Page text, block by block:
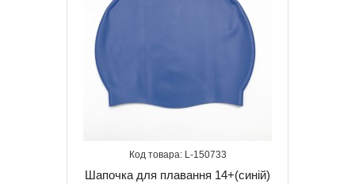
150733
Шапочка для плавання 14+(синій)